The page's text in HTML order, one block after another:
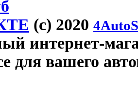
(c) 2020
интернет-
для вашего